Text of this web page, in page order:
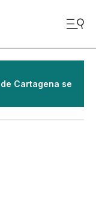
Cartagena se